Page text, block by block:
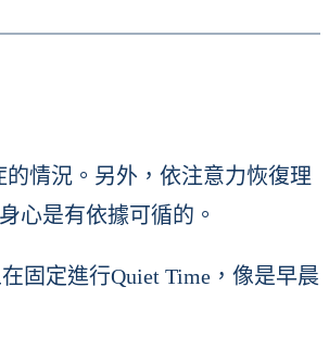
情況。另外，依注意力恢復理
心是有依據可循的。
固定進行Quiet Time，像是早晨